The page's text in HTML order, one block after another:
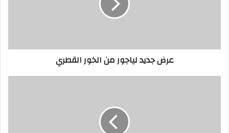
عرض جديد لياجور من الخور القطري